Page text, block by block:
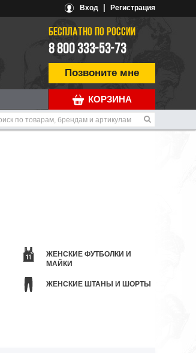
Вход Регистрация
БЕСПЛАТНО ПО РОССИИ
8 800 333-53-73
Позвоните мне
КОРЗИНА
ЖЕНСКИЕ ФУТБОЛКИ И
МАЙКИ
ЖЕНСКИЕ ШТАНЫ И ШОРТЫ